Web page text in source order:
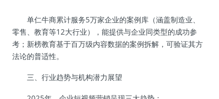
单仁牛商累计服务5万家企业的案例库（涵盖制造业、
零售、教育等12大行业），能提供与企业同类型的成功参
考；新榜教育基于百万级内容数据的案例拆解，可验证其方
法论的普适性。
三、行业趋势与机构潜力展望